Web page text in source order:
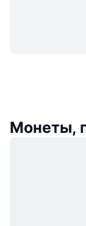
Монеты,